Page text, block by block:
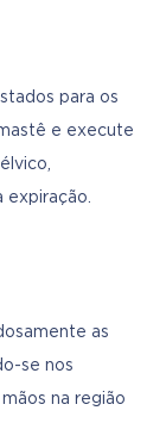
para os
e execute
expiração.
as
se nos
na região